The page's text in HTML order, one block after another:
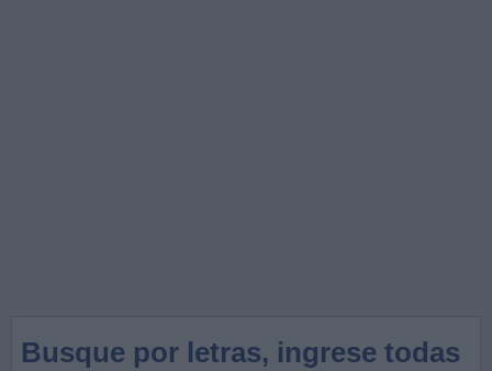
Busque por letras, ingrese todas